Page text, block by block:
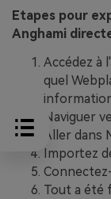
Etapes pour
Anghami
Accédez à
quel
Naviguer
Aller dans
Importez
Tout a été